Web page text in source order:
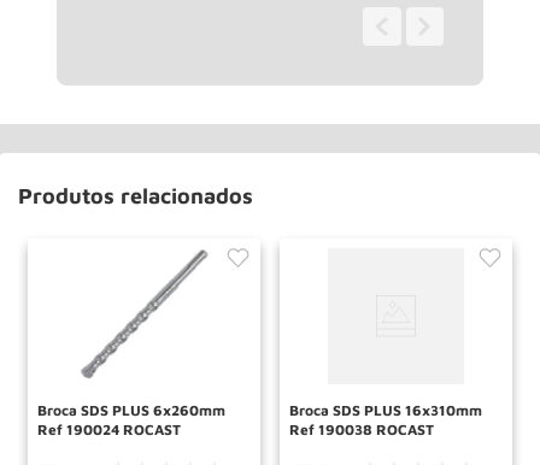
Produtos relacionados
Broca SDS PLUS 6x260mm
Ref 190024 ROCAST
Broca SDS PLUS 16x310mm
Ref 190038 ROCAST